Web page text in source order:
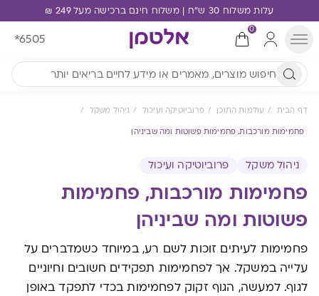
עלות משלוח 30 ש"ח | משלוח חינם ברכישה מעל 249 ₪
0
*6505
דף הבית עולמות התוכן פרוביוטיקה ועיכול ניהול משקל
פחמימות מורכבות, פחמימות פשוטות ומה שביניהן
ניהול משקל פרוביוטיקה ועיכול
פחמימות מורכבות, פחמימות
פשוטות ומה שביניהן
פחמימות לעיתים זוכות לשם רע, במיוחד כשמדברים על
עלייה במשקל. אך לפחמימות תפקידים חשובים וחיוניים
לגוף. למעשה, הגוף זקוק לפחמימות בכדי לתפקד באופן